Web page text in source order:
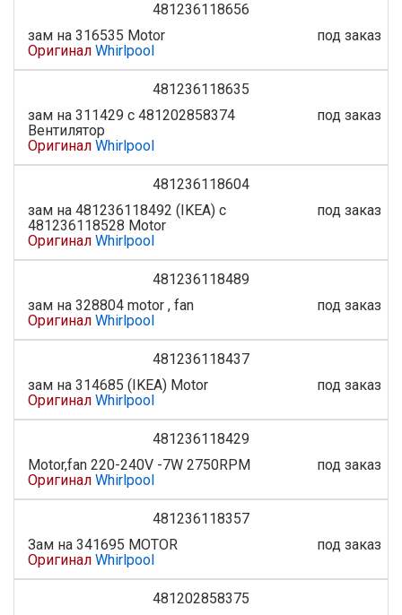
481236118656
зам на 316535 Motor
Оригинал Whirlpool
под заказ
481236118635
зам на 311429 с 481202858374
Вентилятор
Оригинал Whirlpool
под заказ
481236118604
зам на 481236118492 (IKEA) с
481236118528 Motor
Оригинал Whirlpool
под заказ
481236118489
зам на 328804 motor , fan
Оригинал Whirlpool
под заказ
481236118437
зам на 314685 (IKEA) Motor
Оригинал Whirlpool
под заказ
481236118429
Motor,fan 220-240V -7W 2750RPM
Оригинал Whirlpool
под заказ
481236118357
Зам на 341695 MOTOR
Оригинал Whirlpool
под заказ
481202858375